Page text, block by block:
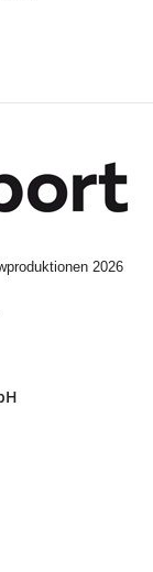
2026